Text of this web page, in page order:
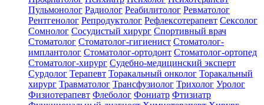
Пульмонолог Радиолог Реабилитолог Ревматолог
Рентгенолог Репродуктолог Рефлексотерапевт Сексолог
Сомнолог Сосудистый хирург Спортивный врач
Стоматолог Стоматолог-гигиенист Стоматолог-
имплантолог Стоматолог-ортодонт Стоматолог-ортопед
Стоматолог-хирург Судебно-медицинский эксперт
Сурдолог Терапевт Торакальный онколог Торакальный
хирург Травматолог Трансфузиолог Трихолог Уролог
Физиотерапевт Флеболог Фониатр Фтизиатр